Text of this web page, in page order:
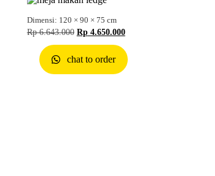
Dimensi: 120 × 90 × 75 cm
Rp6.643.000 Rp4.650.000
chat to order